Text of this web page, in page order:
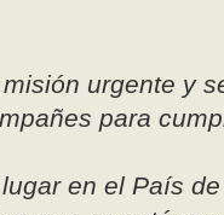
urgente y
para
en el País